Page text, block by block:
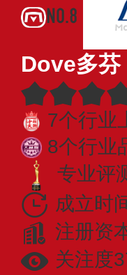
NO.8
Dove多芬
7个行业
8个行业
专业评
成立时
注册资
关注度